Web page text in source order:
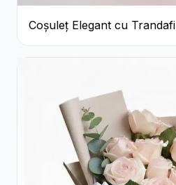
Coșuleț Elegant cu
Lisianthus Alb